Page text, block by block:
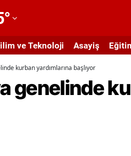
°
ve Teknoloji Asayiş
kurban yardımlarına başlıyor
genelinde